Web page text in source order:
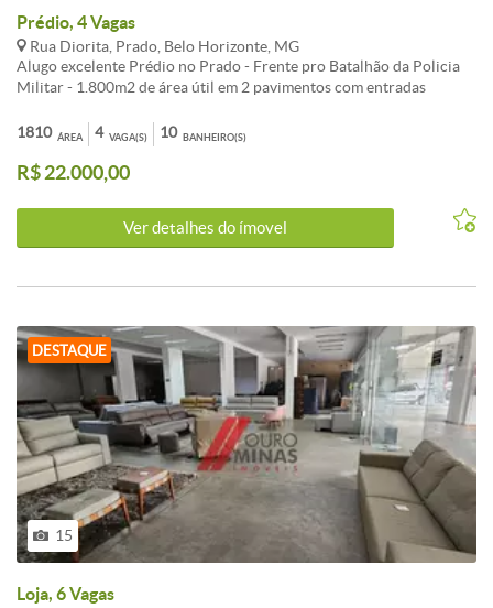
Prédio, 4 Vagas
Rua Diorita, Prado, Belo Horizonte, MG
Alugo excelente Prédio no Prado - Frente pro Batalhão da Policia
Militar - 1.800m2 de área útil em 2 pavimentos com entradas
tranquilamente - Antigo escritório do BERNOULLI - 3º pavimento e
um excelente refeitório com ótima área aberta - todo revisado e
atualizado de acordo com as normas da PBH e Corpo de Bombeiros
Gordiano e Rua Diorita - Fica de frente ao Batalhão da Policia
Militar e Quartel - muito bem dividido - Ar Condicionado Central -
ambientes para seu negócio.
ÁREA
1810 VAGA(S)
4 BANHEIRO(S)
10
R$ 22.000,00
Ver detalhes do ímovel
DESTAQUE
15
Loja, 6 Vagas